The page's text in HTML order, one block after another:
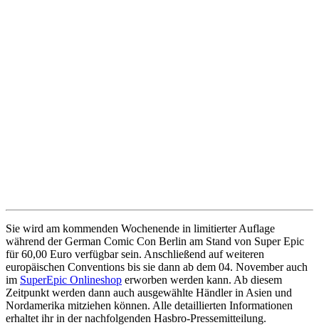
Sie wird am kommenden Wochenende in limitierter Auflage
während der German Comic Con Berlin am Stand von Super Epic
für 60,00 Euro verfügbar sein. Anschließend auf weiteren
europäischen Conventions bis sie dann ab dem 04. November auch
im SuperEpic Onlineshop erworben werden kann. Ab diesem
Zeitpunkt werden dann auch ausgewählte Händler in Asien und
Nordamerika mitziehen können. Alle detaillierten Informationen
erhaltet ihr in der nachfolgenden Hasbro-Pressemitteilung.